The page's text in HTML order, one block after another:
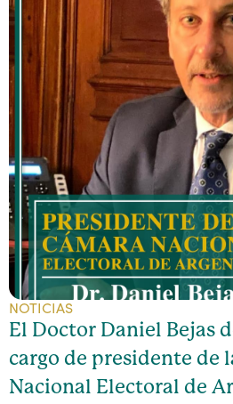
NOTICIAS
El Doctor Daniel Bejas
cargo de presidente de
Nacional Electoral de